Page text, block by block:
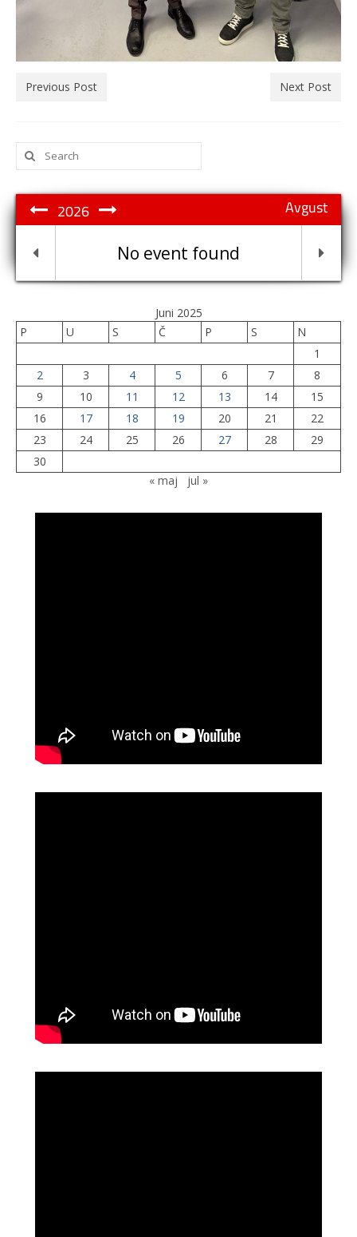
Previous Post Next Post
Search
for:
Avgust
2026
No event found
Juni 2025
P
U S Č P S
N
1
2
3 4 5 6 7
8
9
10 11 12 13 14
15
16
17 18 19 20 21
22
23
24 25 26 27 28
29
30
« maj
jul »